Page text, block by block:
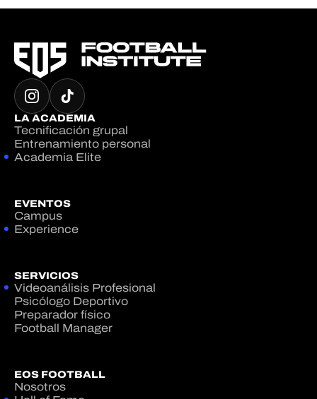
LA ACADEMIA
Tecnificación grupal
Entrenamiento personal
Academia Elite
EVENTOS
Campus
Experience
SERVICIOS
Videoanálisis Profesional
Psicólogo Deportivo
Preparador físico
Football Manager
EOS FOOTBALL
Nosotros